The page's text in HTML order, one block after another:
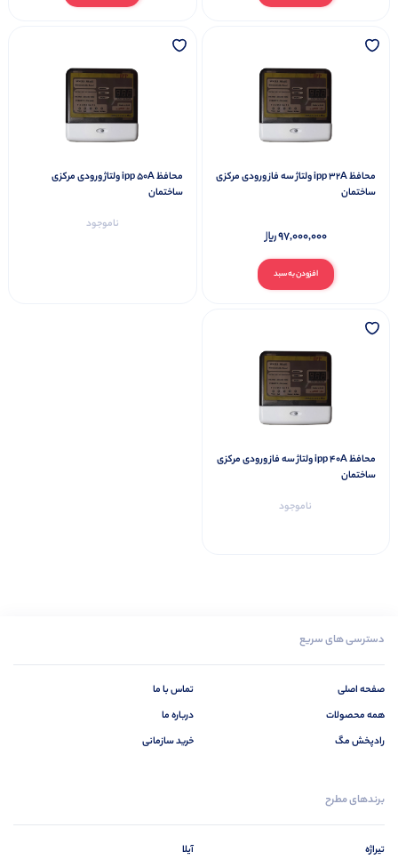
محافظ ipp 32A ولتاژ سه فاز ورودی مرکزی
ساختمان
افزودن به سبد
97,000,000
محافظ ipp 50A ولتاژ ورودی مرکزی
ساختمان
ناموجود
محافظ ipp 40A ولتاژ سه فاز ورودی مرکزی
ساختمان
ناموجود
دسترسی های سریع
صفحه اصلی
همه محصولات
رادپخش مگ
تماس با ما
درباره ما
خرید سازمانی
برندهای مطرح
تیراژه
آیلا